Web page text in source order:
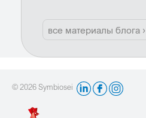
все материалы блога ›
© 2026 Symbiosei